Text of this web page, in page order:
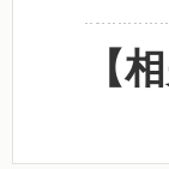
【